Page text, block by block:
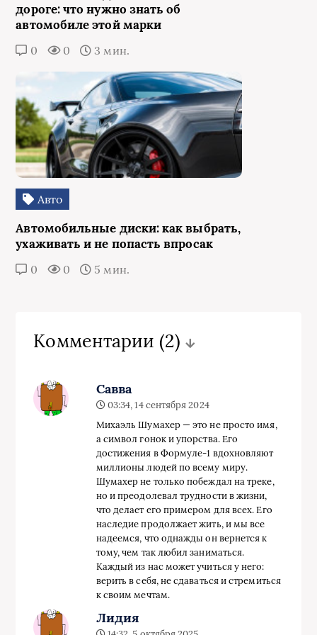
дороге: что нужно знать об
автомобиле этой марки
0 0 3 мин.
Авто
Автомобильные диски: как выбрать,
ухаживать и не попасть впросак
0 0 5 мин.
Комментарии (2)
Савва
03:34, 14 сентября 2024
Михаэль Шумахер — это не просто имя,
а символ гонок и упорства. Его
достижения в Формуле-1 вдохновляют
миллионы людей по всему миру.
Шумахер не только побеждал на треке,
но и преодолевал трудности в жизни,
что делает его примером для всех. Его
наследие продолжает жить, и мы все
надеемся, что однажды он вернется к
тому, чем так любил заниматься.
Каждый из нас может учиться у него:
верить в себя, не сдаваться и стремиться
к своим мечтам.
Лидия